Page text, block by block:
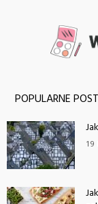
POPULARNE
19